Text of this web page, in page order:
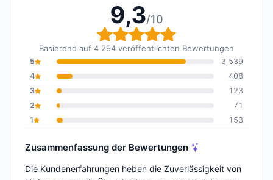
9,3/10
Gesamtbewertung: 9,3
Basierend auf 4 294 veröffentlichten Bewertungen
5
3 539
4
408
3
123
2
71
1
153
Zusammenfassung der Bewertungen
Die Kundenerfahrungen heben die Zuverlässigkeit von